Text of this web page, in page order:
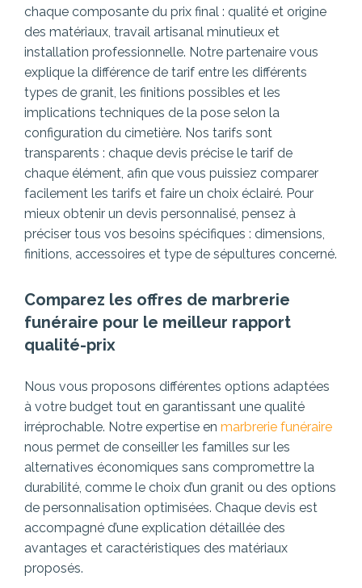
chaque composante du prix final : qualité et origine
des matériaux, travail artisanal minutieux et
installation professionnelle. Notre partenaire vous
explique la différence de tarif entre les différents
types de granit, les finitions possibles et les
implications techniques de la pose selon la
configuration du cimetière. Nos tarifs sont
transparents : chaque devis précise le tarif de
chaque élément, afin que vous puissiez comparer
facilement les tarifs et faire un choix éclairé. Pour
mieux obtenir un devis personnalisé, pensez à
préciser tous vos besoins spécifiques : dimensions,
finitions, accessoires et type de sépultures concerné.
Comparez les offres de marbrerie
funéraire pour le meilleur rapport
qualité-prix
Nous vous proposons différentes options adaptées
à votre budget tout en garantissant une qualité
irréprochable. Notre expertise en marbrerie funéraire
nous permet de conseiller les familles sur les
alternatives économiques sans compromettre la
durabilité, comme le choix d’un granit ou des options
de personnalisation optimisées. Chaque devis est
accompagné d’une explication détaillée des
avantages et caractéristiques des matériaux
proposés.